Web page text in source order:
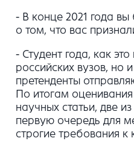
- В конце 2021 года
о том, что вас
- Студент года, как
российских вузов, но
претенденты
По итогам
научных статьи, две
первую очередь для
строгие требования